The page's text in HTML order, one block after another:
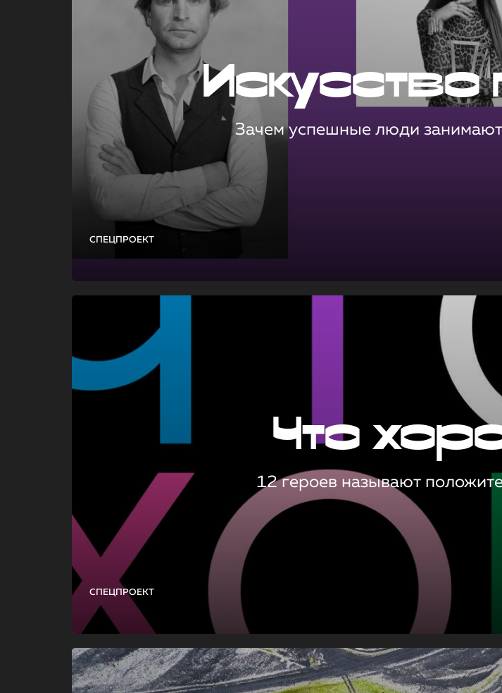
СПЕЦПРОЕКТ
Искусство
Зачем успешные люди
СПЕЦПРОЕКТ
Что
12 героев называют